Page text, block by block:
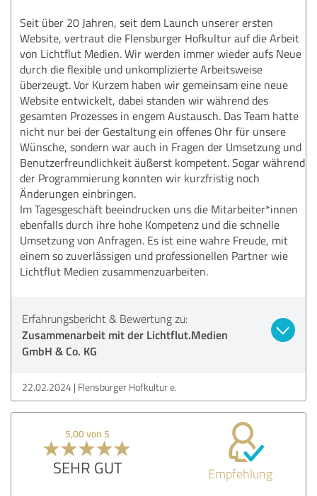
Seit über 20 Jahren, seit dem Launch unserer ersten
Website, vertraut die Flensburger Hofkultur auf die Arbeit
von Lichtflut Medien. Wir werden immer wieder aufs Neue
durch die flexible und unkomplizierte Arbeitsweise
überzeugt. Vor Kurzem haben wir gemeinsam eine neue
Website entwickelt, dabei standen wir während des
gesamten Prozesses in engem Austausch. Das Team hatte
nicht nur bei der Gestaltung ein offenes Ohr für unsere
Wünsche, sondern war auch in Fragen der Umsetzung und
Benutzerfreundlichkeit äußerst kompetent. Sogar während
der Programmierung konnten wir kurzfristig noch
Änderungen einbringen.
Im Tagesgeschäft beeindrucken uns die Mitarbeiter*innen
ebenfalls durch ihre hohe Kompetenz und die schnelle
Umsetzung von Anfragen. Es ist eine wahre Freude, mit
einem so zuverlässigen und professionellen Partner wie
Lichtflut Medien zusammenzuarbeiten.
Erfahrungsbericht & Bewertung zu:
Zusammenarbeit mit der Lichtflut.Medien
GmbH & Co. KG
22.02.2024 Flensburger Hofkultur e.
5,00 von 5
SEHR GUT Empfehlung